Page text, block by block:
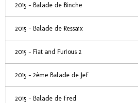
2015 - Balade de Binche
2015 - Balade de Ressaix
2015 - Fiat and Furious 2
2015 - 2ème Balade de Jef
2015 - Balade de Fred